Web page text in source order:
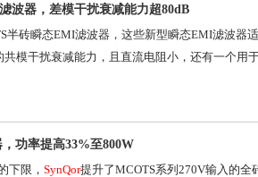
波器，差模干扰衰减能力超80dB
半砖瞬态EMI滤波器，这些新型瞬态EMI滤波器
模干扰衰减能力，且直流电阻小，还有一个用
功率提高33%至800W
下限， SynQor提升了MCOTS系列270V输入的